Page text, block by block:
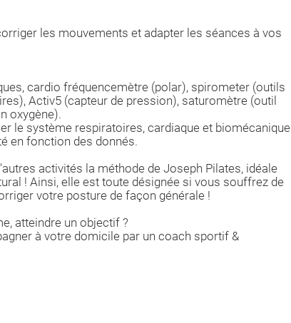
les mouvements et adapter les séances à vos
cardio fréquencemètre (polar), spirometer (outils
Activ5 (capteur de pression), saturomètre (outil
oxygène).
le système respiratoires, cardiaque et biomécanique
en fonction des donnés.
activités la méthode de Joseph Pilates, idéale
! Ainsi, elle est toute désignée si vous souffrez de
votre posture de façon générale !
atteindre un objectif ?
à votre domicile par un coach sportif &